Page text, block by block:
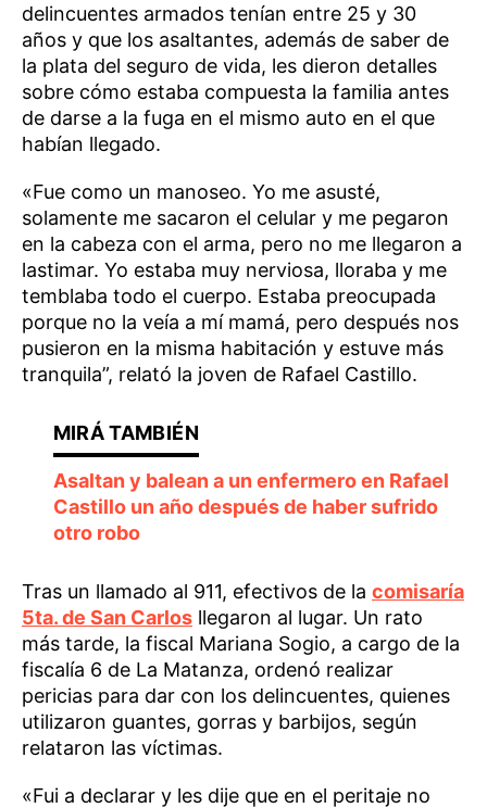
delincuentes armados tenían entre 25 y 30
años y que los asaltantes, además de saber de
la plata del seguro de vida, les dieron detalles
sobre cómo estaba compuesta la familia antes
de darse a la fuga en el mismo auto en el que
habían llegado.
«Fue como un manoseo. Yo me asusté,
solamente me sacaron el celular y me pegaron
en la cabeza con el arma, pero no me llegaron a
lastimar. Yo estaba muy nerviosa, lloraba y me
temblaba todo el cuerpo. Estaba preocupada
porque no la veía a mí mamá, pero después nos
pusieron en la misma habitación y estuve más
tranquila”, relató la joven de Rafael Castillo.
Asaltan y balean a un enfermero en Rafael
Castillo un año después de haber sufrido
otro robo
Tras un llamado al 911, efectivos de la comisaría
5ta. de San Carlos llegaron al lugar. Un rato
más tarde, la fiscal Mariana Sogio, a cargo de la
fiscalía 6 de La Matanza, ordenó realizar
pericias para dar con los delincuentes, quienes
utilizaron guantes, gorras y barbijos, según
relataron las víctimas.
«Fui a declarar y les dije que en el peritaje no